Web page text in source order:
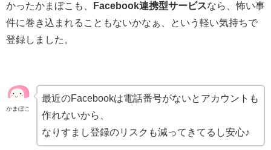
かったかまぼこも、
Facebook連携型サービスなら、怖い事
件に巻き込まれることもないかなぁ、という軽い気持ちで
登録しました。
かまぼこ
最近のFacebookは電話番号がないとアカウントも
作れないから、
なりすまし登録のリスクも減ってきてるし安心♪